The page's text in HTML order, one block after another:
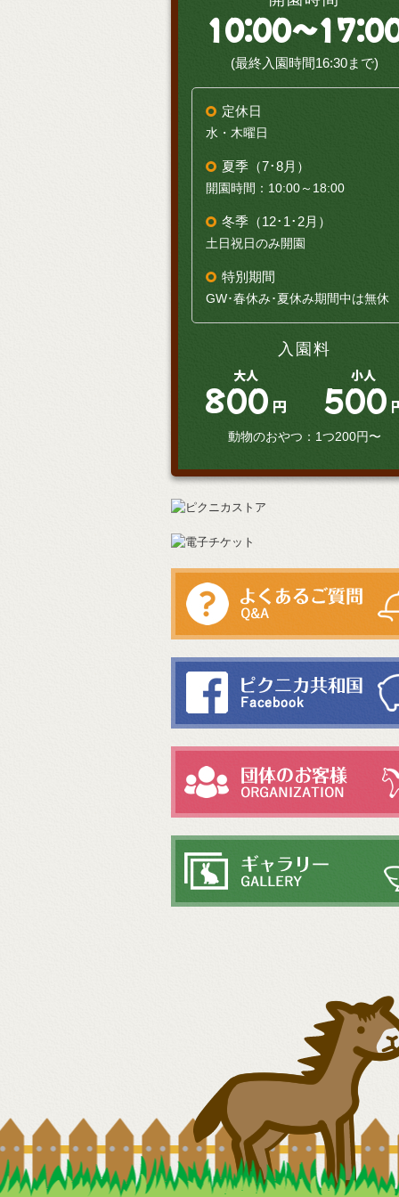
10:00～
(最終入園時間16:30まで)
定休日
水・木曜日
夏季（7･8月）
開園時間：10:00～18:00
冬季（12･1･2月）
土日祝日のみ開園
特別期間
GW･春休み･夏休み期間中は無休
入園料
大人
800 円
小人
500
動物のおやつ：1つ200円〜